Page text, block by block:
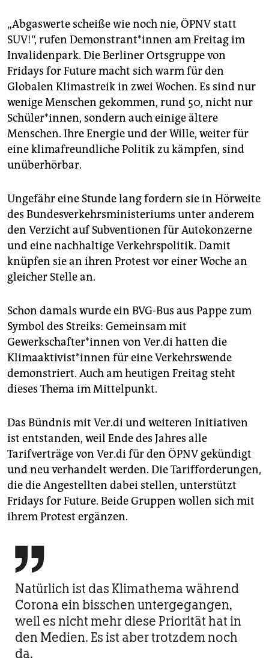
unterstützen
abo
genossenschaft
epaper login
„Abgaswerte scheiße wie noch nie, ÖPNV statt
SUV!“, rufen Demonstrant*innen am Freitag im
Invalidenpark. Die Berliner Ortsgruppe von
Fridays for Future macht sich warm für den
Globalen Klimastreik in zwei Wochen. Es sind nur
wenige Menschen gekommen, rund 50, nicht nur
Schüler*innen, sondern auch einige ältere
Menschen. Ihre Energie und der Wille, weiter für
eine klimafreundliche Politik zu kämpfen, sind
unüberhörbar.
Ungefähr eine Stunde lang fordern sie in Hörweite
des Bundesverkehrsministeriums unter anderem
den Verzicht auf Subventionen für Autokonzerne
und eine nachhaltige Verkehrspolitik. Damit
knüpfen sie an ihren Protest vor einer Woche an
gleicher Stelle an.
Schon damals wurde ein BVG-Bus aus Pappe zum
Symbol des Streiks: Gemeinsam mit
Gewerkschafter*innen von Ver.di hatten die
Klimaaktivist*innen für eine Verkehrswende
demonstriert. Auch am heutigen Freitag steht
dieses Thema im Mittelpunkt.
Das Bündnis mit Ver.di und weiteren Initiativen
ist entstanden, weil Ende des Jahres alle
Tarifverträge von Ver.di für den ÖPNV gekündigt
und neu verhandelt werden. Die Tarifforderungen,
die die Angestellten dabei stellen, unterstützt
Fridays for Future. Beide Gruppen wollen sich mit
ihrem Protest ergänzen.

Natürlich ist das Klimathema während
Corona ein bisschen untergegangen,
weil es nicht mehr diese Priorität hat in
den Medien. Es ist aber trotzdem noch
da.